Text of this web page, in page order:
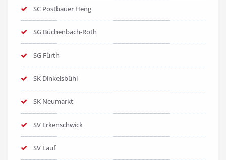
SC Postbauer Heng
SG Büchenbach-Roth
SG Fürth
SK Dinkelsbühl
SK Neumarkt
SV Erkenschwick
SV Lauf